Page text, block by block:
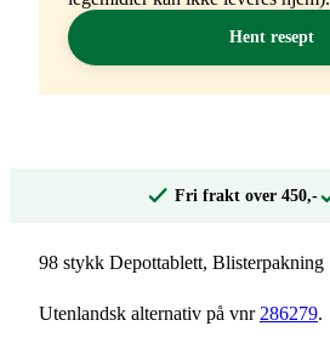
Hent resept
Fri frakt over 450,-
98 stykk Depottablett, Blisterpakning
Utenlandsk alternativ på vnr 286279.